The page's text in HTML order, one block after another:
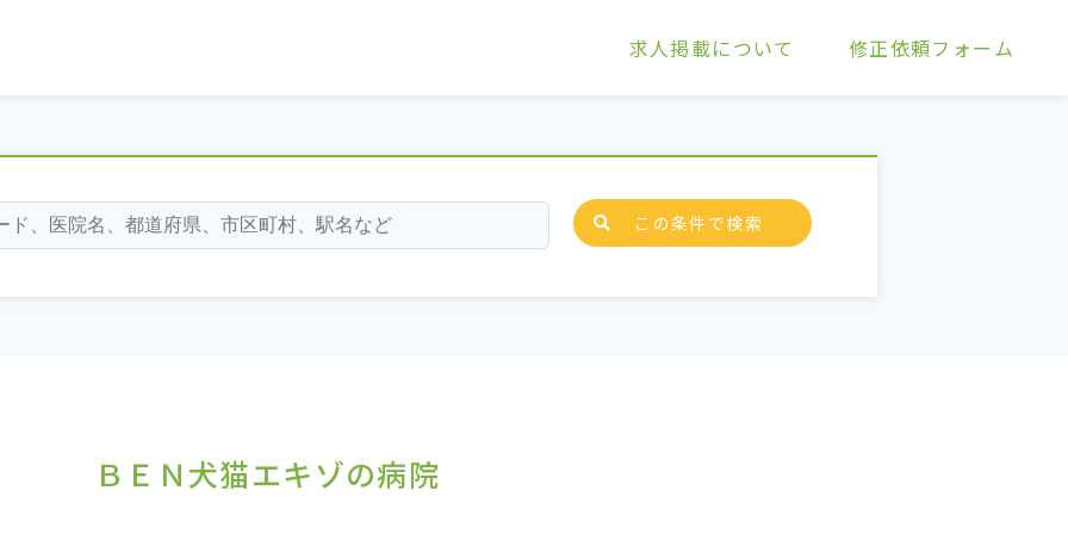
求人掲載について 修正依頼フォーム
この条件で検索
ＢＥＮ犬猫エキゾの病院